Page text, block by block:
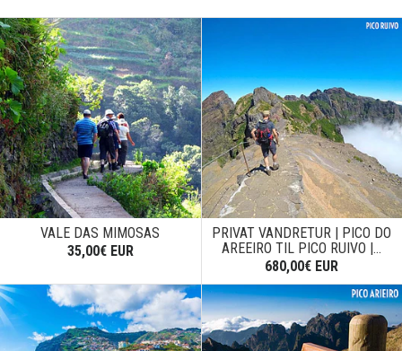
VALE DAS MIMOSAS
35,00€ EUR
PRIVAT VANDRETUR | PICO DO
AREEIRO TIL PICO RUIVO |...
680,00€ EUR